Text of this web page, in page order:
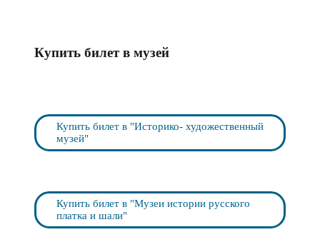
Купить билет в музей
Купить билет в "Историко- художественный
музей"
Купить билет в "Музеи истории русского
платка и шали"